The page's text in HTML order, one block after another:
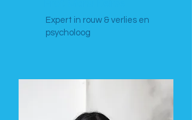
Expert in rouw & verlies en
psycholoog